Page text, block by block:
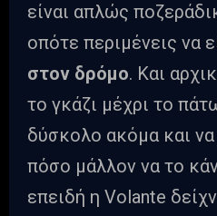
είναι απλώς
οπότε περιμένεις να
στον δρόμο. Και
το γκάζι μέχρι το
δύσκολο ακόμα και
πόσο μάλλον να το
επειδή η Volante